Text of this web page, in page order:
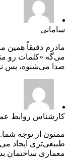
سامانی
مادرم دقیقاً
می‌گه «کلمات رو
صدا می‌شنوه، پس
کارشناس روابط
ممنون از توجه
طبیعی‌تری ایجاد
معماری ساختمان